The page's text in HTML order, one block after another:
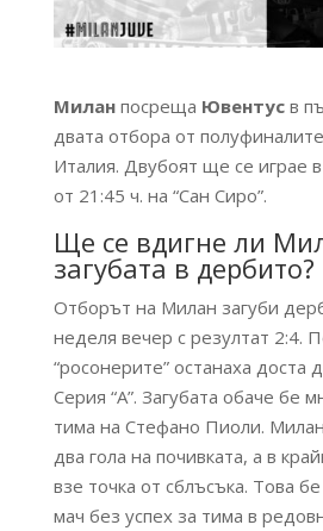
Милан посреща Ювентус в
двата отбора от
Италия. Двубоят ще се играе
от 21:45 ч. на “Сан Сиро”.
Ще се вдигне ли
загубата в дербито?
Отборът на Милан загуби
неделя вечер с резултат 2:4.
“росонерите” останаха доста
Серия “А”. Загубата обаче бе
тима на Стефано Пиоли.
два гола на почивката, а в
взе точка от сблъсъка. Това
мач без успех за тима в